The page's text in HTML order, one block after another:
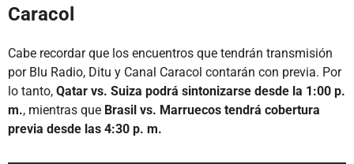
Caracol
Cabe recordar que los encuentros que tendrán transmisión
por Blu Radio, Ditu y Canal Caracol contarán con previa. Por
lo tanto, Qatar vs. Suiza podrá sintonizarse desde la 1:00 p.
m., mientras que Brasil vs. Marruecos tendrá cobertura
previa desde las 4:30 p. m.